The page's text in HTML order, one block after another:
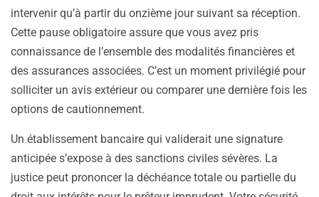
intervenir qu’à partir du onzième jour suivant sa réception.
Cette pause obligatoire assure que vous avez pris
connaissance de l’ensemble des modalités financières et
des assurances associées. C’est un moment privilégié pour
solliciter un avis extérieur ou comparer une dernière fois les
options de cautionnement.
Un établissement bancaire qui validerait une signature
anticipée s’expose à des sanctions civiles sévères. La
justice peut prononcer la déchéance totale ou partielle du